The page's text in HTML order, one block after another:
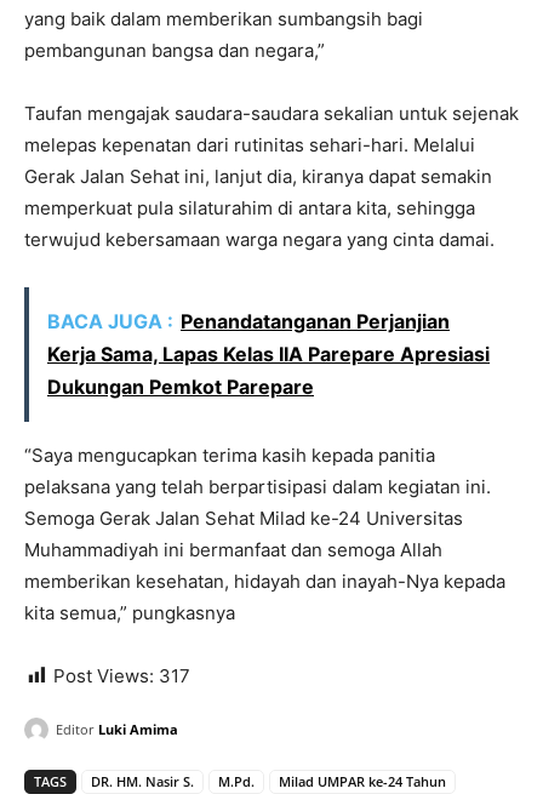
yang baik dalam memberikan sumbangsih bagi
pembangunan bangsa dan negara,”
Taufan mengajak saudara-saudara sekalian untuk sejenak
melepas kepenatan dari rutinitas sehari-hari. Melalui
Gerak Jalan Sehat ini, lanjut dia, kiranya dapat semakin
memperkuat pula silaturahim di antara kita, sehingga
terwujud kebersamaan warga negara yang cinta damai.
BACA JUGA : Penandatanganan Perjanjian
Kerja Sama, Lapas Kelas IIA Parepare Apresiasi
Dukungan Pemkot Parepare
“Saya mengucapkan terima kasih kepada panitia
pelaksana yang telah berpartisipasi dalam kegiatan ini.
Semoga Gerak Jalan Sehat Milad ke-24 Universitas
Muhammadiyah ini bermanfaat dan semoga Allah
memberikan kesehatan, hidayah dan inayah-Nya kepada
kita semua,” pungkasnya
Post Views: 317
Editor Luki Amima
TAGS DR. HM. Nasir S. M.Pd.
Milad UMPAR ke-24 Tahun